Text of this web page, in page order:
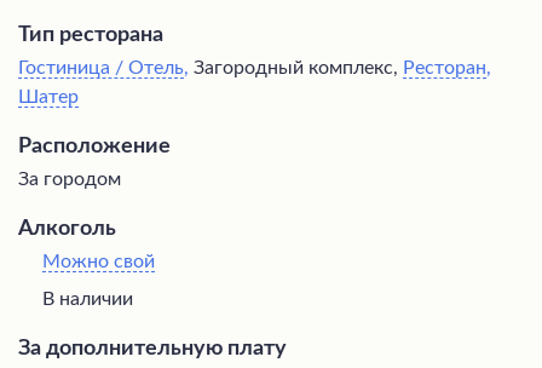
Тип ресторана
Гостиница / Отель, Загородный комплекс, Ресторан,
Шатер
Расположение
За городом
Алкоголь
Можно свой
В наличии
За дополнительную плату